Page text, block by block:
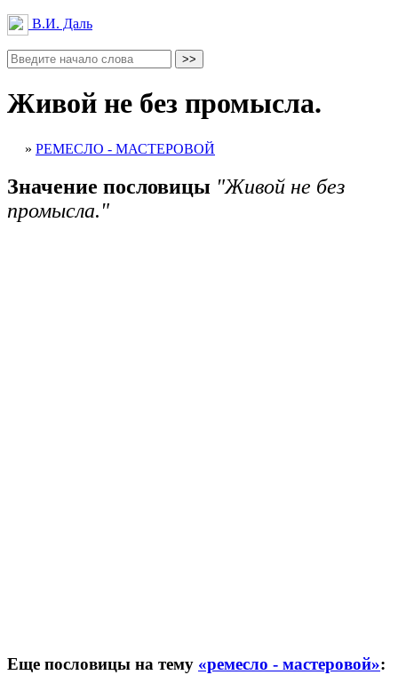
В.И. Даль
Живой не без промысла.
» РЕМЕСЛО - МАСТЕРОВОЙ
Значение пословицы "Живой не без
промысла."
Еще пословицы на тему «ремесло - мастеровой»: